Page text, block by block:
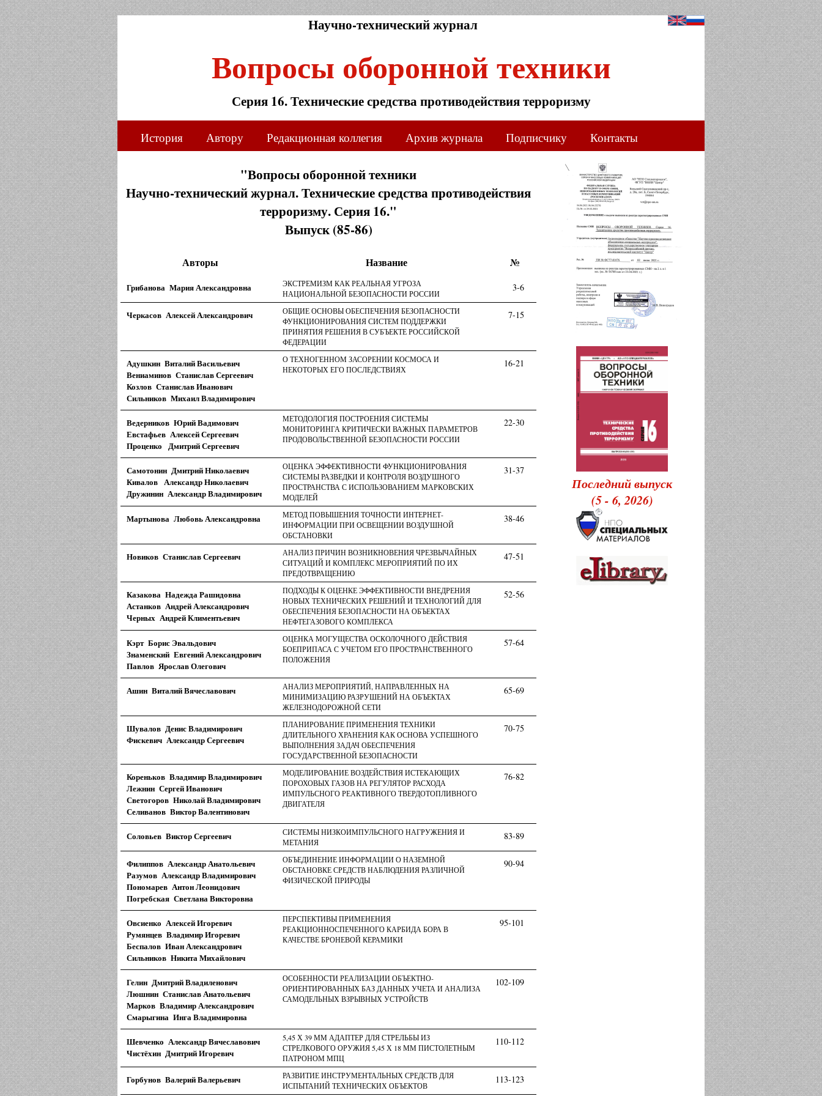
Научно-технический журнал
Вопросы оборонной техники
Серия 16. Технические средства противодействия терроризму
История Автору Редакционная коллегия Архив журнала Подписчику Контакты
"Вопросы оборонной техники
Научно-технический журнал. Технические средства противодействия
терроризму. Серия 16."
Выпуск (85-86)
Авторы Название №
Грибанова Мария Александровна
ЭКСТРЕМИЗМ КАК РЕАЛЬНАЯ УГРОЗА
НАЦИОНАЛЬНОЙ БЕЗОПАСНОСТИ РОССИИ
3-6
Черкасов Алексей Александрович
ОБЩИЕ ОСНОВЫ ОБЕСПЕЧЕНИЯ БЕЗОПАСНОСТИ
ФУНКЦИОНИРОВАНИЯ СИСТЕМ ПОДДЕРЖКИ
ПРИНЯТИЯ РЕШЕНИЯ В СУБЪЕКТЕ РОССИЙСКОЙ
ФЕДЕРАЦИИ
7-15
Адушкин Виталий Васильевич
Вениаминов Станислав Сергеевич
Козлов Станислав Иванович
Сильников Михаил Владимирович
О ТЕХНОГЕННОМ ЗАСОРЕНИИ КОСМОСА И
НЕКОТОРЫХ ЕГО ПОСЛЕДСТВИЯХ
16-21
Ведерников Юрий Вадимович
Евстафьев Алексей Сергеевич
Проценко Дмитрий Сергеевич
МЕТОДОЛОГИЯ ПОСТРОЕНИЯ СИСТЕМЫ
МОНИТОРИНГА КРИТИЧЕСКИ ВАЖНЫХ ПАРАМЕТРОВ
ПРОДОВОЛЬСТВЕННОЙ БЕЗОПАСНОСТИ РОССИИ
22-30
Самотонин Дмитрий Николаевич
Кивалов Александр Николаевич
Дружинин Александр Владимирович
ОЦЕНКА ЭФФЕКТИВНОСТИ ФУНКЦИОНИРОВАНИЯ
СИСТЕМЫ РАЗВЕДКИ И КОНТРОЛЯ ВОЗДУШНОГО
ПРОСТРАНСТВА С ИСПОЛЬЗОВАНИЕМ МАРКОВСКИХ
МОДЕЛЕЙ
31-37
Мартынова Любовь Александровна
МЕТОД ПОВЫШЕНИЯ ТОЧНОСТИ ИНТЕРНЕТ-
ИНФОРМАЦИИ ПРИ ОСВЕЩЕНИИ ВОЗДУШНОЙ
ОБСТАНОВКИ
38-46
Новиков Станислав Сергеевич
АНАЛИЗ ПРИЧИН ВОЗНИКНОВЕНИЯ ЧРЕЗВЫЧАЙНЫХ
СИТУАЦИЙ И КОМПЛЕКС МЕРОПРИЯТИЙ ПО ИХ
ПРЕДОТВРАЩЕНИЮ
47-51
Казакова Надежда Рашидовна
Астанков Андрей Александрович
Черных Андрей Климентьевич
ПОДХОДЫ К ОЦЕНКЕ ЭФФЕКТИВНОСТИ ВНЕДРЕНИЯ
НОВЫХ ТЕХНИЧЕСКИХ РЕШЕНИЙ И ТЕХНОЛОГИЙ ДЛЯ
ОБЕСПЕЧЕНИЯ БЕЗОПАСНОСТИ НА ОБЪЕКТАХ
НЕФТЕГАЗОВОГО КОМПЛЕКСА
52-56
Кэрт Борис Эвальдович
Знаменский Евгений Александрович
Павлов Ярослав Олегович
ОЦЕНКА МОГУЩЕСТВА ОСКОЛОЧНОГО ДЕЙСТВИЯ
БОЕПРИПАСА С УЧЕТОМ ЕГО ПРОСТРАНСТВЕННОГО
ПОЛОЖЕНИЯ
57-64
Ашин Виталий Вячеславович
АНАЛИЗ МЕРОПРИЯТИЙ, НАПРАВЛЕННЫХ НА
МИНИМИЗАЦИЮ РАЗРУШЕНИЙ НА ОБЪЕКТАХ
ЖЕЛЕЗНОДОРОЖНОЙ СЕТИ
65-69
Шувалов Денис Владимирович
Фискевич Александр Сергеевич
ПЛАНИРОВАНИЕ ПРИМЕНЕНИЯ ТЕХНИКИ
ДЛИТЕЛЬНОГО ХРАНЕНИЯ КАК ОСНОВА УСПЕШНОГО
ВЫПОЛНЕНИЯ ЗАДАЧ ОБЕСПЕЧЕНИЯ
ГОСУДАРСТВЕННОЙ БЕЗОПАСНОСТИ
70-75
Кореньков Владимир Владимирович
Лежнин Сергей Иванович
Светогоров Николай Владимирович
Селиванов Виктор Валентинович
МОДЕЛИРОВАНИЕ ВОЗДЕЙСТВИЯ ИСТЕКАЮЩИХ
ПОРОХОВЫХ ГАЗОВ НА РЕГУЛЯТОР РАСХОДА
ИМПУЛЬСНОГО РЕАКТИВНОГО ТВЕРДОТОПЛИВНОГО
ДВИГАТЕЛЯ
76-82
Соловьев Виктор Сергеевич
СИСТЕМЫ НИЗКОИМПУЛЬСНОГО НАГРУЖЕНИЯ И
МЕТАНИЯ
83-89
Филиппов Александр Анатольевич
Разумов Александр Владимирович
Пономарев Антон Леонидович
Погребская Светлана Викторовна
ОБЪЕДИНЕНИЕ ИНФОРМАЦИИ О НАЗЕМНОЙ
ОБСТАНОВКЕ СРЕДСТВ НАБЛЮДЕНИЯ РАЗЛИЧНОЙ
ФИЗИЧЕСКОЙ ПРИРОДЫ
90-94
Овсиенко Алексей Игоревич
Румянцев Владимир Игоревич
Беспалов Иван Александрович
Сильников Никита Михайлович
ПЕРСПЕКТИВЫ ПРИМЕНЕНИЯ
РЕАКЦИОННОСПЕЧЕННОГО КАРБИДА БОРА В
КАЧЕСТВЕ БРОНЕВОЙ КЕРАМИКИ
95-101
Гелин Дмитрий Владиленович
Люшнин Станислав Анатольевич
Марков Владимир Александрович
Смарыгина Инга Владимировна
ОСОБЕННОСТИ РЕАЛИЗАЦИИ ОБЪЕКТНО-
ОРИЕНТИРОВАННЫХ БАЗ ДАННЫХ УЧЕТА И АНАЛИЗА
САМОДЕЛЬНЫХ ВЗРЫВНЫХ УСТРОЙСТВ
102-109
Шевченко Александр Вячеславович
Чистёхин Дмитрий Игоревич
5,45 Х 39 ММ АДАПТЕР ДЛЯ СТРЕЛЬБЫ ИЗ
СТРЕЛКОВОГО ОРУЖИЯ 5,45 Х 18 ММ ПИСТОЛЕТНЫМ
ПАТРОНОМ МПЦ
110-112
Горбунов Валерий Валерьевич
РАЗВИТИЕ ИНСТРУМЕНТАЛЬНЫХ СРЕДСТВ ДЛЯ
ИСПЫТАНИЙ ТЕХНИЧЕСКИХ ОБЪЕКТОВ
113-123
Последний выпуск
(5 - 6, 2026)